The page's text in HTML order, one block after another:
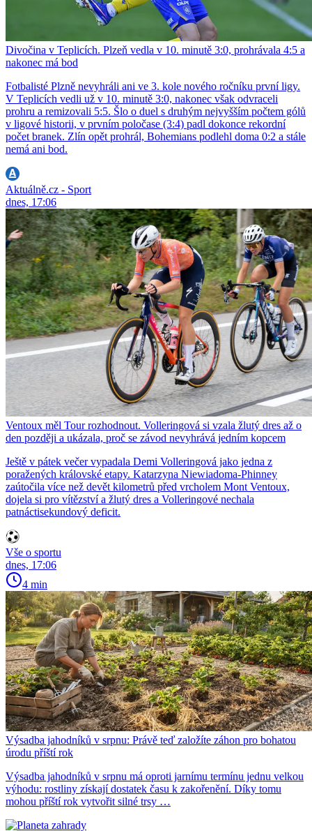
Divočina v Teplicích. Plzeň vedla v 10. minutě 3:0, prohrávala 4:5 a
nakonec má bod
Fotbalisté Plzně nevyhráli ani ve 3. kole nového ročníku první ligy.
V Teplicích vedli už v 10. minutě 3:0, nakonec však odvraceli
prohru a remizovali 5:5. Šlo o duel s druhým nejvyšším počtem gólů
v ligové historii, v prvním poločase (3:4) padl dokonce rekordní
počet branek. Zlín opět prohrál, Bohemians podlehl doma 0:2 a stále
nemá ani bod.
Aktuálně.cz - Sport
dnes, 17:06
Ventoux měl Tour rozhodnout. Volleringová si vzala žlutý dres až o
den později a ukázala, proč se závod nevyhrává jedním kopcem
Ještě v pátek večer vypadala Demi Volleringová jako jedna z
poražených královské etapy. Katarzyna Niewiadoma-Phinney
zaútočila více než devět kilometrů před vrcholem Mont Ventoux,
dojela si pro vítězství a žlutý dres a Volleringové nechala
patnáctisekundový deficit.
Vše o sportu
dnes, 17:06
4 min
Výsadba jahodníků v srpnu: Právě teď založíte záhon pro bohatou
úrodu příští rok
Výsadba jahodníků v srpnu má oproti jarnímu termínu jednu velkou
výhodu: rostliny získají dostatek času k zakořenění. Díky tomu
mohou příští rok vytvořit silné trsy …